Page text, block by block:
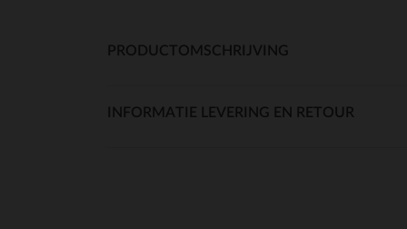
PRODUCTOMSCHRIJVING
INFORMATIE LEVERING EN RETOUR